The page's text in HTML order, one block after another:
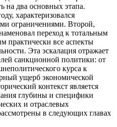
на два основных этапа.
характеризовался
ограничениями. Второй,
переход к тотальным
практически все аспекты
Эта эскалация отражает
санкционной политики: от
курса к
ущерб экономической
контекст является
глубины и специфики
и отраслевых
в следующих главах